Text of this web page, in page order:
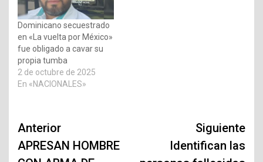
Dominicano secuestrado
en «La vuelta por México»
fue obligado a cavar su
propia tumba
2 de octubre de 2025
En «NACIONALES»
Navegación
de
Anterior
APRESAN HOMBRE
Siguiente
Identifican las